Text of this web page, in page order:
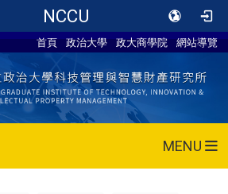
NCCU
首頁 政治大學 政大商學院 網站導覽
MENU